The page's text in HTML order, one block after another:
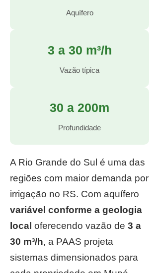
Aquífero
3 a 30 m³/h
Vazão típica
30 a 200m
Profundidade
A Rio Grande do Sul é uma das
regiões com maior demanda por
irrigação no RS. Com aquífero
variável conforme a geologia
local oferecendo vazão de 3 a
30 m³/h, a PAAS projeta
sistemas dimensionados para